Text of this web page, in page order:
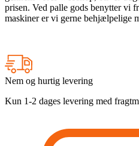
prisen. Ved palle gods benytter vi
maskiner er vi gerne behjælpelige
Nem og hurtig levering
Kun 1-2 dages levering med